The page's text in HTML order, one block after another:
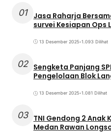
01
Jasa Raharja
survei Kesiapan Ops
13 Desember 2025•1.093 Dilihat
02 Sengketa Panjang
Pengelolaan Blok
13 Desember 2025•1.081 Dilihat
03 TNI Gendong 2 Anak
Medan Rawan